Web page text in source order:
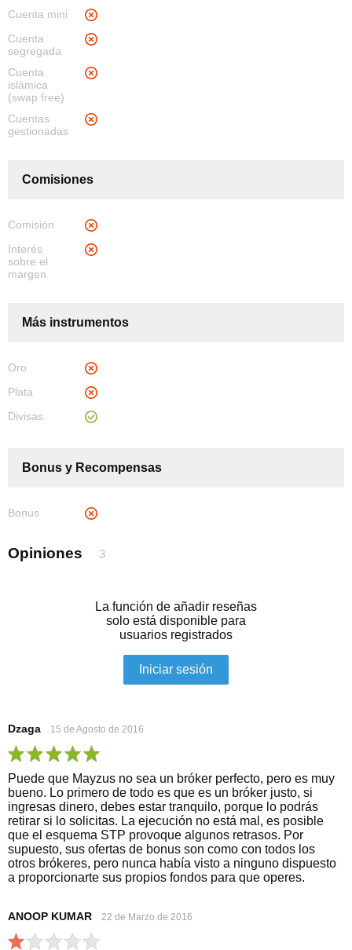
Cuenta mini
Cuenta
segregada
Cuenta
islámica
(swap free)
Cuentas
gestionadas
Comisiones
Comisión
Interés
sobre el
margen
Más instrumentos
Oro
Plata
Divisas
Bonus y Recompensas
Bonus
Opiniones 3
La función de añadir reseñas
solo está disponible para
usuarios registrados
Iniciar sesión
Dzaga 15 de Agosto de 2016
Puede que Mayzus no sea un bróker perfecto, pero es muy
bueno. Lo primero de todo es que es un bróker justo, si
ingresas dinero, debes estar tranquilo, porque lo podrás
retirar si lo solicitas. La ejecución no está mal, es posible
que el esquema STP provoque algunos retrasos. Por
supuesto, sus ofertas de bonus son como con todos los
otros brókeres, pero nunca había visto a ninguno dispuesto
a proporcionarte sus propios fondos para que operes.
ANOOP KUMAR 22 de Marzo de 2016